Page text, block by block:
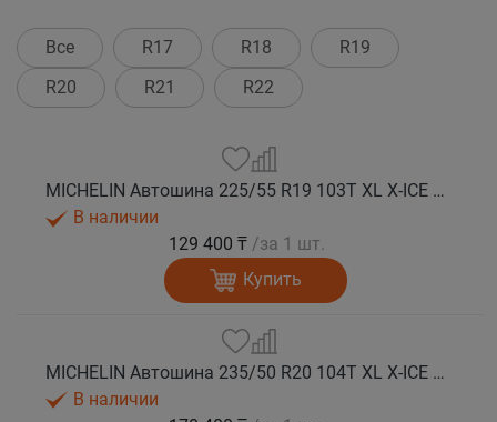
Все R17 R18
R19
R20
R21 R22
MICHELIN Автошина 225/55 R19 103T XL X-ICE SNOW SUV зима
В наличии
129 400 ₸ /за 1 шт.
Купить
MICHELIN Автошина 235/50 R20 104T XL X-ICE SNOW SUV зима
В наличии